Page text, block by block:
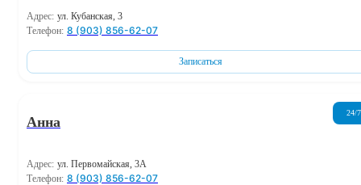
Адрес: ул. Кубанская, 3
Телефон: 8 (903) 856-62-07
Записаться
Анна
24/7
Адрес: ул. Первомайская, 3А
Телефон: 8 (903) 856-62-07